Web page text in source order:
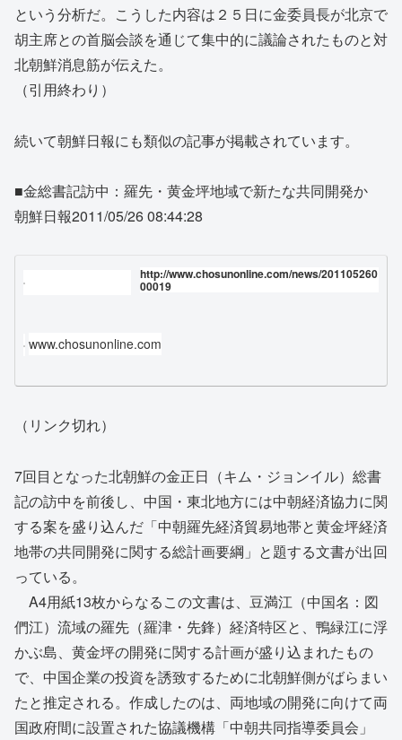
という分析だ。こうした内容は２５日に金委員長が北京で
胡主席との首脳会談を通じて集中的に議論されたものと対
北朝鮮消息筋が伝えた。
（引用終わり）
続いて朝鮮日報にも類似の記事が掲載されています。
■金総書記訪中：羅先・黄金坪地域で新たな共同開発か
朝鮮日報2011/05/26 08:44:28
http://www.chosunonline.com/news/201105260
00019
www.chosunonline.com
（リンク切れ）
7回目となった北朝鮮の金正日（キム・ジョンイル）総書
記の訪中を前後し、中国・東北地方には中朝経済協力に関
する案を盛り込んだ「中朝羅先経済貿易地帯と黄金坪経済
地帯の共同開発に関する総計画要綱」と題する文書が出回
っている。
A4用紙13枚からなるこの文書は、豆満江（中国名：図
們江）流域の羅先（羅津・先鋒）経済特区と、鴨緑江に浮
かぶ島、黄金坪の開発に関する計画が盛り込まれたもの
で、中国企業の投資を誘致するために北朝鮮側がばらまい
たと推定される。作成したのは、両地域の開発に向けて両
国政府間に設置された協議機構「中朝共同指導委員会」